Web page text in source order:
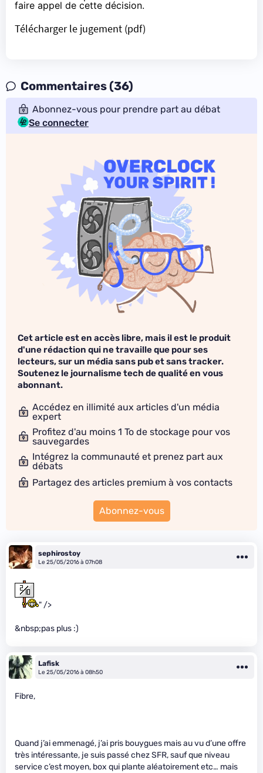
faire appel de cette décision.
Télécharger le jugement (pdf)
Commentaires (36)
Abonnez-vous pour prendre part au débat
Se connecter
Cet article est en accès libre, mais il est le produit
d'une rédaction qui ne travaille que pour ses
lecteurs, sur un média sans pub et sans tracker.
Soutenez le journalisme tech de qualité en vous
abonnant.
Accédez en illimité aux articles d'un média
expert
Profitez d'au moins 1 To de stockage pour vos
sauvegardes
Intégrez la communauté et prenez part aux
débats
Partagez des articles premium à vos contacts
Abonnez-vous
sephirostoy
Le 25/05/2016 à 07h08
" />
&nbsp;pas plus :)
Lafisk
Le 25/05/2016 à 08h50
Fibre,
Quand j’ai emmenagé, j’ai pris bouygues mais au vu d’une offre
très intéressante, je suis passé chez SFR, sauf que niveau
service c’est moyen, box qui plante aléatoirement etc… mais